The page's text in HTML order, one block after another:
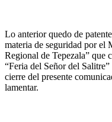
Lo anterior quedo de
materia de seguridad por el
Regional de Tepezala”
“Feria del Señor del
cierre del presente
lamentar.